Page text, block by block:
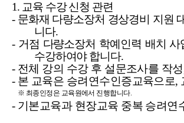
1. 교육 수강 신청 관련
- 문화재 다량소장처 경상경비 지원
니다.
- 거점 다량소장처 학예인력 배치
수강하여야 합니다.
- 전체 강의 수강 후 설문조사를 작성
- 본 교육은 승려연수인증교육으로,
※ 최종인정은 교육원에서 진행합니다.
- 기본교육과 현장교육 중복 승려연